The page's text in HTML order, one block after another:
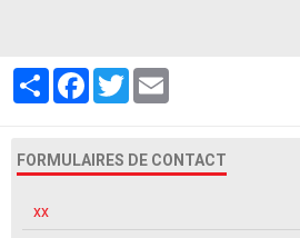
Diary
Contact
PartagerFacebook
Twitter
FORMULAIRES DE CONTACT
xx